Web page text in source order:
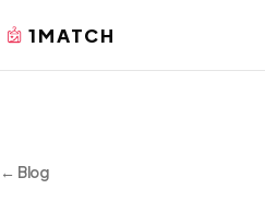
1MATCH
← Blog